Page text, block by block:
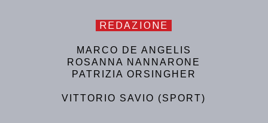
REDAZIONE
MARCO DE ANGELIS
ROSANNA NANNARONE
PATRIZIA ORSINGHER
VITTORIO SAVIO (SPORT)